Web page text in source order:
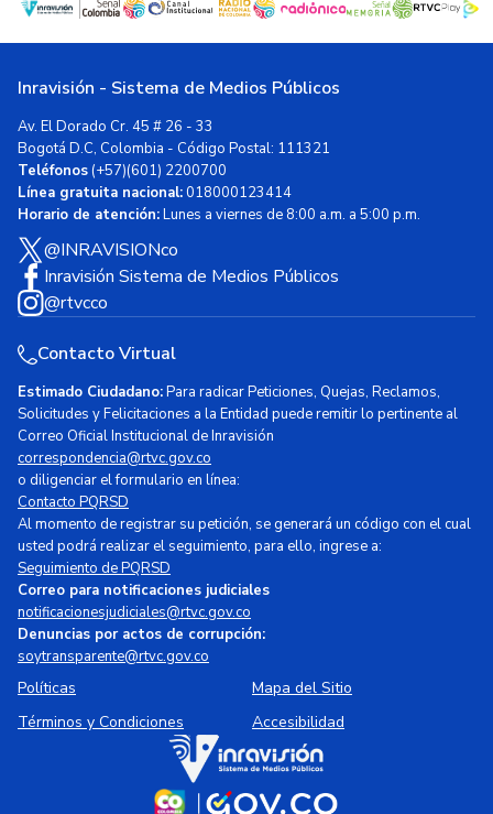
Inravisión - Sistema de Medios Públicos
Av. El Dorado Cr. 45 # 26 - 33
Bogotá D.C, Colombia - Código Postal: 111321
Teléfonos(+57)(601) 2200700
Línea gratuita nacional:018000123414
Horario de atención:Lunes a viernes de 8:00 a.m. a 5:00 p.m.
@INRAVISIONco
Inravisión Sistema de Medios Públicos
@rtvcco
Contacto Virtual
Estimado Ciudadano:Para radicar Peticiones, Quejas, Reclamos,
Solicitudes y Felicitaciones a la Entidad puede remitir lo pertinente al
Correo Oficial Institucional de Inravisión
correspondencia@rtvc.gov.co
o diligenciar el formulario en línea:
Contacto PQRSD
Al momento de registrar su petición, se generará un código con el cual
usted podrá realizar el seguimiento, para ello, ingrese a:
Seguimiento de PQRSD
Correo para notificaciones judiciales
notificacionesjudiciales@rtvc.gov.co
Denuncias por actos de corrupción:
soytransparente@rtvc.gov.co
Políticas
Mapa del Sitio
Términos y Condiciones
Accesibilidad